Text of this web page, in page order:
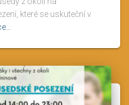
které se uskuteční v